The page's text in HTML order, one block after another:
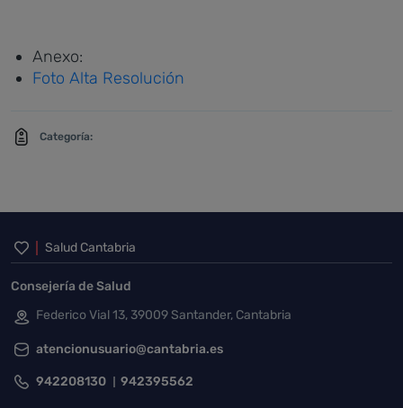
Anexo:
Foto Alta Resolución
Categoría:
Inicio del pie de página
Salud Cantabria
Consejería de Salud
Federico Vial 13, 39009 Santander, Cantabria
atencionusuario@cantabria.es
942208130 942395562